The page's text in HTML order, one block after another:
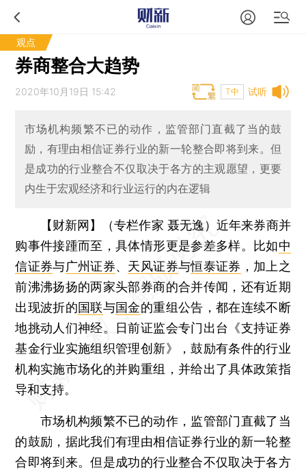
观点
券商整合大趋势
试听
2020年10月19日 15:42 T中
市场机构频繁不已的动作，监管部门直截了当的鼓
励，有理由相信证券行业的新一轮整合即将到来。但
是成功的行业整合不仅取决于各方的主观愿望，更要
内生于宏观经济和行业运行的内在逻辑
【财新网】（专栏作家 聂无逸）近年来券商并
购事件接踵而至，具体情形更是参差多样。比如中
信证券与广州证券、 天风证券与恒泰证券 ，加上之
前沸沸扬扬的两家头部券商的合并传闻，还有近期
出现波折的国联与国金的重组公告，都在连续不断
地挑动人们神经。日前证监会专门出台《支持证券
基金行业实施组织管理创新》，鼓励有条件的行业
机构实施市场化的并购重组，并给出了具体政策指
导和支持。
市场机构频繁不已的动作，监管部门直截了当
的鼓励，据此我们有理由相信证券行业的新一轮整
合即将到来。但是成功的行业整合不仅取决于各方